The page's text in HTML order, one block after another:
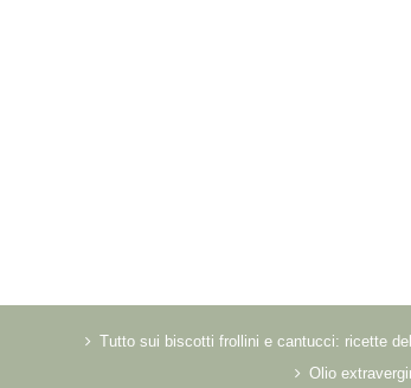
Tutto sui biscotti frollini e cantucci: ricette
Olio